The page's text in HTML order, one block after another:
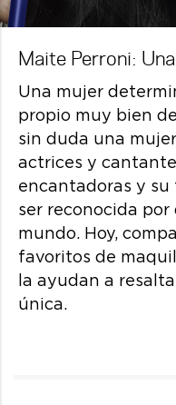
Maite Perroni:
Una mujer
propio muy bien
sin duda una
actrices y
encantadoras y
ser reconocida por
mundo. Hoy,
favoritos de
la ayudan a
única.